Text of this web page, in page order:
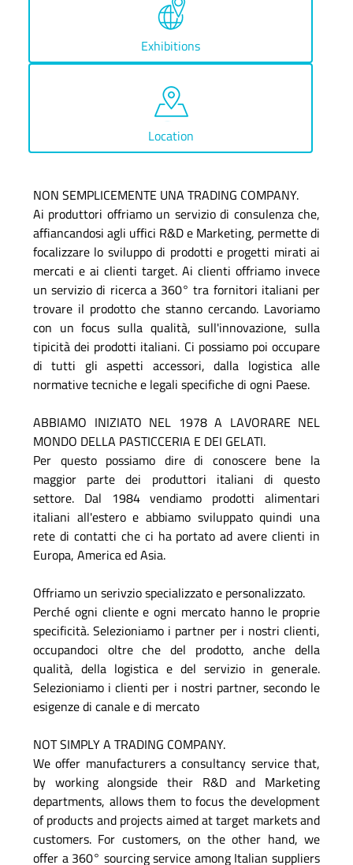
Exhibitions
Location
NON SEMPLICEMENTE UNA TRADING COMPANY.
Ai produttori offriamo un servizio di consulenza che,
affiancandosi agli uffici R&D e Marketing, permette di
focalizzare lo sviluppo di prodotti e progetti mirati ai
mercati e ai clienti target. Ai clienti offriamo invece
un servizio di ricerca a 360° tra fornitori italiani per
trovare il prodotto che stanno cercando. Lavoriamo
con un focus sulla qualità, sull'innovazione, sulla
tipicità dei prodotti italiani. Ci possiamo poi occupare
di tutti gli aspetti accessori, dalla logistica alle
normative tecniche e legali specifiche di ogni Paese.
ABBIAMO INIZIATO NEL 1978 A LAVORARE NEL
MONDO DELLA PASTICCERIA E DEI GELATI.
Per questo possiamo dire di conoscere bene la
maggior parte dei produttori italiani di questo
settore. Dal 1984 vendiamo prodotti alimentari
italiani all'estero e abbiamo sviluppato quindi una
rete di contatti che ci ha portato ad avere clienti in
Europa, America ed Asia.
Offriamo un serivzio specializzato e personalizzato.
Perché ogni cliente e ogni mercato hanno le proprie
specificità. Selezioniamo i partner per i nostri clienti,
occupandoci oltre che del prodotto, anche della
qualità, della logistica e del servizio in generale.
Selezioniamo i clienti per i nostri partner, secondo le
esigenze di canale e di mercato
NOT SIMPLY A TRADING COMPANY.
We offer manufacturers a consultancy service that,
by working alongside their R&D and Marketing
departments, allows them to focus the development
of products and projects aimed at target markets and
customers. For customers, on the other hand, we
offer a 360° sourcing service among Italian suppliers